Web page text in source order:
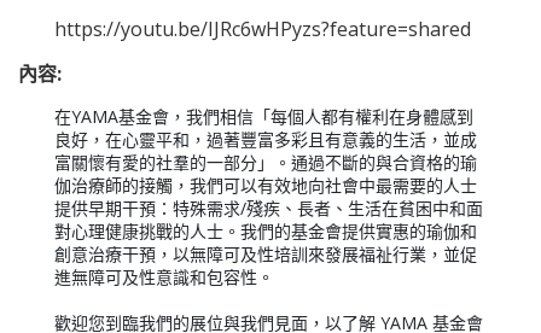
https://youtu.be/IJRc6wHPyzs?feature=shared
內容:
在YAMA基金會，我們相信「每個人都有權利在身體感到
良好，在心靈平和，過著豐富多彩且有意義的生活，並成
富關懷有愛的社羣的一部分」。通過不斷的與合資格的瑜
伽治療師的接觸，我們可以有效地向社會中最需要的人士
提供早期干預：特殊需求/殘疾、長者、生活在貧困中和面
對心理健康挑戰的人士。我們的基金會提供實惠的瑜伽和
創意治療干預，以無障可及性培訓來發展福祉行業，並促
進無障可及性意識和包容性。
歡迎您到臨我們的展位與我們見面，以了解 YAMA 基金會